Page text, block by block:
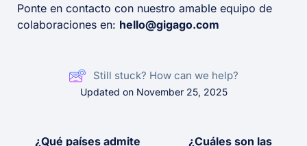
Ponte en contacto con nuestro amable equipo de
colaboraciones en: hello@gigago.com
Still stuck? How can we help?
Updated on November 25, 2025
¿Qué países admite
¿Cuáles son las